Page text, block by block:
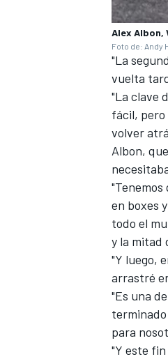
Alex Albon,
Foto de: Andy
"La
vuelta
"La clave
fácil, pero
volver
Albon,
en boxes
todo el
y la mitad
"Y luego,
arrastré
"Es una
para
"Y este